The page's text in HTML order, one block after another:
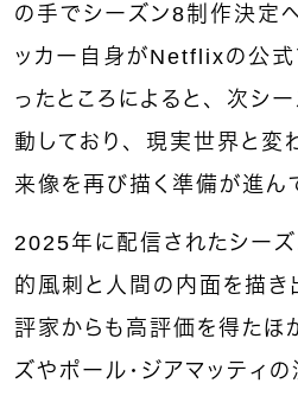
の手でシーズン8制作決定
ッカー自身がNetflixの公式
ったところによると、次シ
動しており、現実世界と変
来像を再び描く準備が進ん
2025年に配信されたシーズ
的風刺と人間の内面を描
評家からも高評価を得たほ
ズやポール・ジアマッティ